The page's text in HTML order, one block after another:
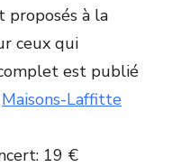
proposés à la
ceux qui
est publié
Maisons-Laffitte
19 €